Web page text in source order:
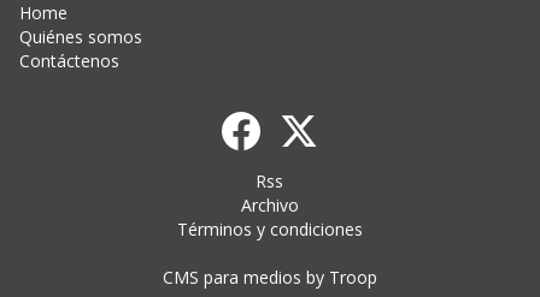
Home
Quiénes somos
Contáctenos
Rss
Archivo
Términos y condiciones
CMS para medios by Troop